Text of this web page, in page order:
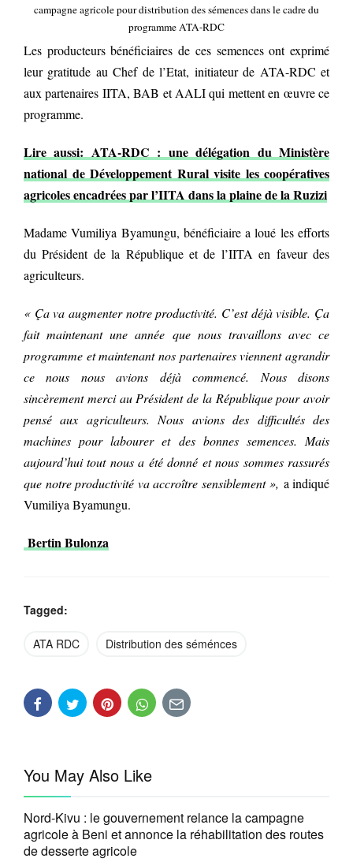
campagne agricole pour distribution des sémences dans le cadre du
programme ATA-RDC
Les producteurs bénéficiaires de ces semences ont exprimé
leur gratitude au Chef de l’Etat, initiateur de ATA-RDC et
aux partenaires IITA, BAB et AALI qui mettent en œuvre ce
programme.
Lire aussi: ATA-RDC : une délégation du Ministère
national de Développement Rural visite les coopératives
agricoles encadrées par l’IITA dans la plaine de la Ruzizi
Madame Vumiliya Byamungu, bénéficiaire a loué les efforts
du Président de la République et de l’IITA en faveur des
agriculteurs.
« Ça va augmenter notre productivité. C’est déjà visible. Ça
fait maintenant une année que nous travaillons avec ce
programme et maintenant nos partenaires viennent agrandir
ce nous nous avions déjà commencé. Nous disons
sincèrement merci au Président de la République pour avoir
pensé aux agriculteurs. Nous avions des difficultés des
machines pour labourer et des bonnes semences. Mais
aujourd’hui tout nous a été donné et nous sommes rassurés
que notre productivité va accroître sensiblement », a indiqué
Vumiliya Byamungu.
Bertin Bulonza
Tagged:
ATA RDC Distribution des séménces
You May Also Like
Nord-Kivu : le gouvernement relance la campagne
agricole à Beni et annonce la réhabilitation des routes
de desserte agricole